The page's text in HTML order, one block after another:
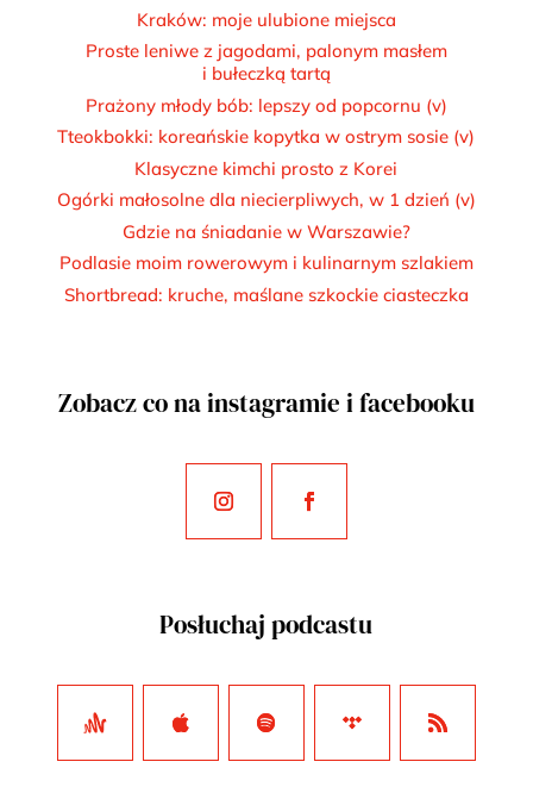
Kraków: moje ulubione miejsca
Proste leniwe z jagodami, palonym masłem
i bułeczką tartą
Prażony młody bób: lepszy od popcornu (v)
Tteokbokki: koreańskie kopytka w ostrym sosie (v)
Klasyczne kimchi prosto z Korei
Ogórki małosolne dla niecierpliwych, w 1 dzień (v)
Gdzie na śniadanie w Warszawie?
Podlasie moim rowerowym i kulinarnym szlakiem
Shortbread: kruche, maślane szkockie ciasteczka
Zobacz co na instagramie i facebooku
Posłuchaj podcastu